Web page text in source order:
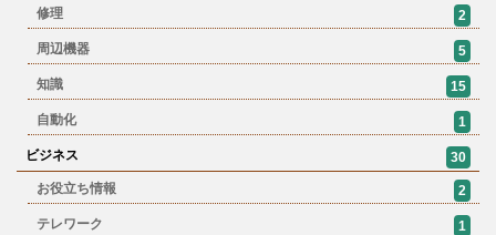
修理 2
周辺機器 5
知識 15
自動化 1
ビジネス
30
お役立ち情報
2
テレワーク 1